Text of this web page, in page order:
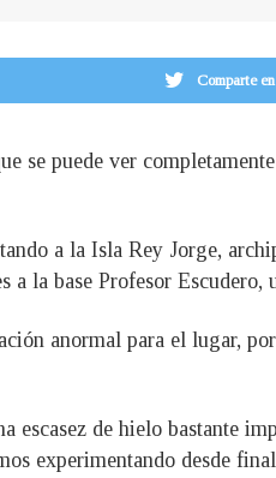
Comparte
se puede ver
a la Isla Rey Jorge,
la base Profesor Escudero,
anormal para el lugar,
de hielo bastante
experimentando desde